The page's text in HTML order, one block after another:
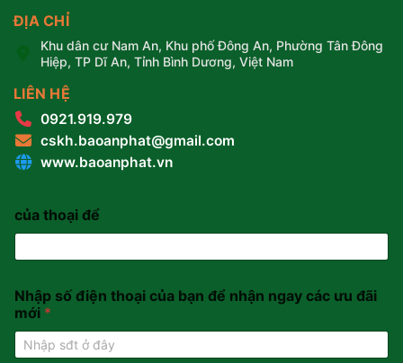
ĐỊA CHỈ
Khu dân cư Nam An, Khu phố Đông An, Phường Tân Đông
Hiệp, TP Dĩ An, Tỉnh Bình Dương, Việt Nam
LIÊN HỆ
0921.919.979
cskh.baoanphat@gmail.com
www.baoanphat.vn
của thoại để
Nhập số điện thoại của bạn để nhận ngay các ưu đãi
mới *